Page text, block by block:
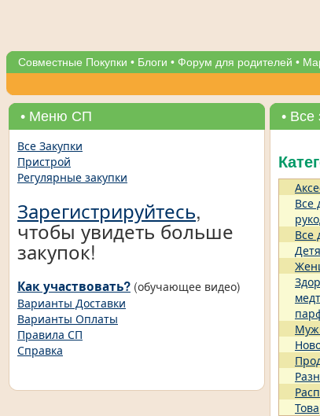
Совместные Покупки • Блоги • Форум для родителей •
• Меню СП
Все Закупки
Пристрой
Регулярные закупки
Зарегистрируйтесь,
чтобы увидеть больше
закупок!
Как участвовать? (обучающее видео)
Варианты Доставки
Варианты Оплаты
Правила СП
Справка
• Все
Все
Все